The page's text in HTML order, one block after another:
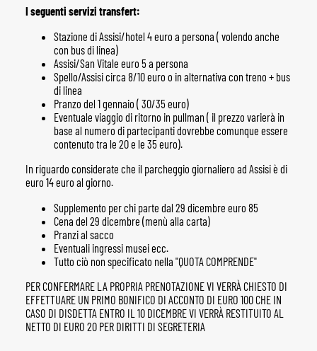
I seguenti servizi transfert:
Stazione di Assisi/hotel 4 euro a persona ( volendo anche
con bus di linea)
Assisi/San Vitale euro 5 a persona
Spello/Assisi circa 8/10 euro o in alternativa con treno + bus
di linea
Pranzo del 1 gennaio ( 30/35 euro)
Eventuale viaggio di ritorno in pullman ( il prezzo varierà in
base al numero di partecipanti dovrebbe comunque essere
contenuto tra le 20 e le 35 euro).
In riguardo considerate che il parcheggio giornaliero ad Assisi è di
euro 14 euro al giorno.
Supplemento per chi parte dal 29 dicembre euro 85
Cena del 29 dicembre (menù alla carta)
Pranzi al sacco
Eventuali ingressi musei ecc.
Tutto ciò non specificato nella "QUOTA COMPRENDE"
PER CONFERMARE LA PROPRIA PRENOTAZIONE VI VERRÀ CHIESTO DI
EFFETTUARE UN PRIMO BONIFICO DI ACCONTO DI EURO 100 CHE IN
CASO DI DISDETTA ENTRO IL 10 DICEMBRE VI VERRÀ RESTITUITO AL
NETTO DI EURO 20 PER DIRITTI DI SEGRETERIA